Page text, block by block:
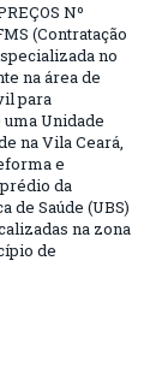
Nº
(Contratação
no
na área de
para
Unidade
na Vila Ceará,
e
da
de Saúde (UBS)
na zona
de